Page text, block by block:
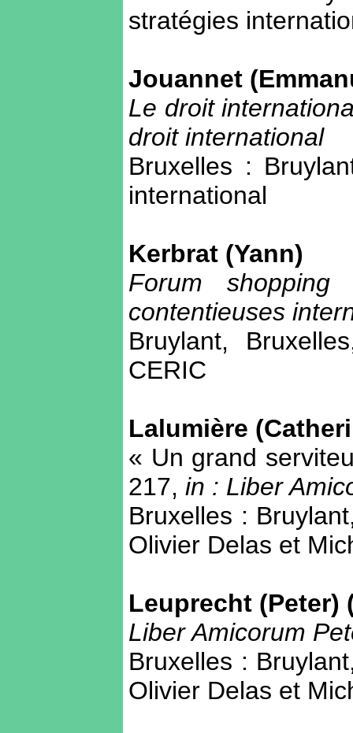
stratégies
Jouannet
Le droit
droit international
Bruxelles :
international
Kerbrat (Yann)
Forum
contentieuses
Bruylant,
CERIC
Lalumière
« Un grand
217, in : Liber
Bruxelles :
Olivier Delas et
Leuprecht (Peter)
Liber Amicorum
Bruxelles :
Olivier Delas et